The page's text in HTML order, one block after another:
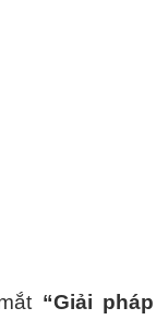
“Giải pháp